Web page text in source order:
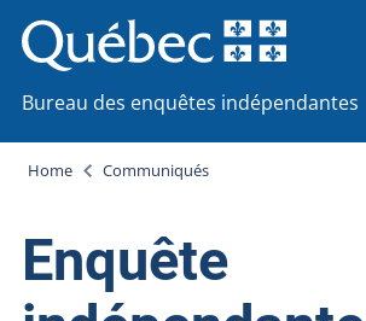
Bureau des enquêtes indépendantes
Home Communiqués
Enquête